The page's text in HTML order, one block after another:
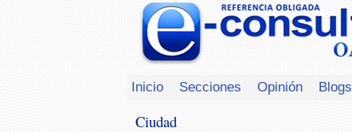
Inicio Secciones Opinión Blogs
Ciudad